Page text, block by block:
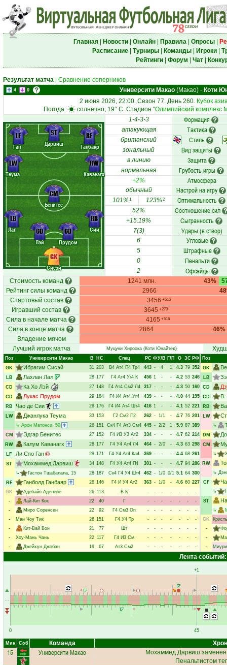
Главная| Новости| Онлайн| Правила| Опросы|
Расписание| Турниры| Команды| Игроки|
Рейтинги| Форум Чат|
Результат матча Сравнение соперников
4 0 Университи Макао(Макао)- Коти
2 июня 2026, 22:00. Сезон 77. День 260. Кубок
Погода:
солнечно, 19° C. Стадион "Олимпийский комплекс
Сисэй
Лал
Лэй
Прудом
Сии
Теума
Бенитес
Каванагх
Ган Дарвиш Ганбаяр
GK
LB
CD
CD
RB
LW
CM
RW
LF ST RF
1-4-3-3 Формация
атакующая Тактика
британский Стиль
зональный Вид защиты
в линию Защита
нормальная Грубость игры
+2% Атмосфера
обычный Настрой на игру
101%1 123%2 Оптимальность
52% Соотношение сил
+15.19% Сыгранность
7(3) Удары (в створ)
6 Угловые
5 Штрафные
0 Пенальти
2 Офсайды
Стоимость команд 1241 млн. 43%
Рейтинг силы команд
2966
Стартовый состав
3456 +515
Игравший состав 3645 +279
Сила в начале матча 4165 +516
Сила в конце матча 2864
46%
Владение мячом
Лучший игрок матча
Муцуки Хироока(Коти Юнайтед)
Поз Университи Макао В НC Спец РC ФУ/В Г/П О ЗС РФ
GK
Ибрагим Сисэй 31 203 В4 Ат4 П4 Тр4 443 - 4 1 4.3 79 352
LB
Лахлан Лал 28 177 Г4 Ат4 Уг4 К 456 1 - - 4.2 53 246
CD
Ка Хо Лэй 27 148 Г4 Ат4 См2 Л4 317 - - - 4.3 50 160
CD
Лукас Прудом 29 184 Г4 И4 Ат4 Уг4 439 - - - 4.0 44 195
RB
Чао де Сии 28 176 Г4 И4 Ат4 Шт4 416 1 - - 4.1 52 221
LW
Джанлука Теума 33 153 Г2 См2 П2 262 - 1/1 - 4.7 76 201
↳ Арон Матонси, 50 26 151 Ск4 Г4 Ат3 См4 445 - 2/2 1 5.9 87 389
CM
Эдгар Бенитес 27 152 Г4 И3 У3 Ат2 334 - - - 4.7 62 214
RW
Калум Каванагх 28 177 Г4 У4 Ат4 Л4 464 - 2/0 - 4.3 63 298
LF
Ли Сяо Ган 28 171 Г4 У4 Ат4 Ка4 369 - - - 4.4 68 261
ST
Мохаммед Дарвиш 34 148 Г4 У4 Ат4 П4 301 - - - 4.7 94 286
↳
Гастон Тшабалала, 15 28 187 Ск4 Г4 У4 Шт4 462 - 1/0 0/1 5.1 64 300
RF
Ганболд Ганбаяр 26 146 Г4 И У4 Ат2 363 - 1/0 - 4.6 60 227
GK
Адебайо Аделейе 26 113 В К - - - - - -
-
-
Лай-Кит Кок 22 40 Г - - - - - -
-
-
Миро Соренсен 22 92 Г4 См3 Оп - - - - - -
-
-
Ман Чоу Тик 26 151 Г4 У4 Тр - - - - - -
-
-
Кит-Вай Вон 21 77 Шт - - - - - -
-
-
Хоу-Мань Чань 22 117 Г4 И3 См - - - - - -
-
-
Джейхун Джобан 19 67 Ат3 См2 - - - - - - -
Поз
GK
LB
CD
CD В.
RB
LW
↳
DM
CM
↳
RW
↳
CF
↳
ST
↳
GK
-
-
-
Лента событий:
0
+1
45
Мин Соб Команда
15 Университи Макао Мохаммед Дарвиш
Пенальтистом